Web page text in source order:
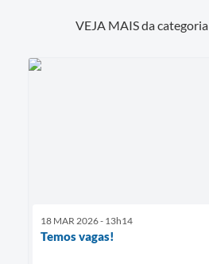
VEJA MAIS da categoria
18 MAR 2026 - 13h14
Temos vagas!